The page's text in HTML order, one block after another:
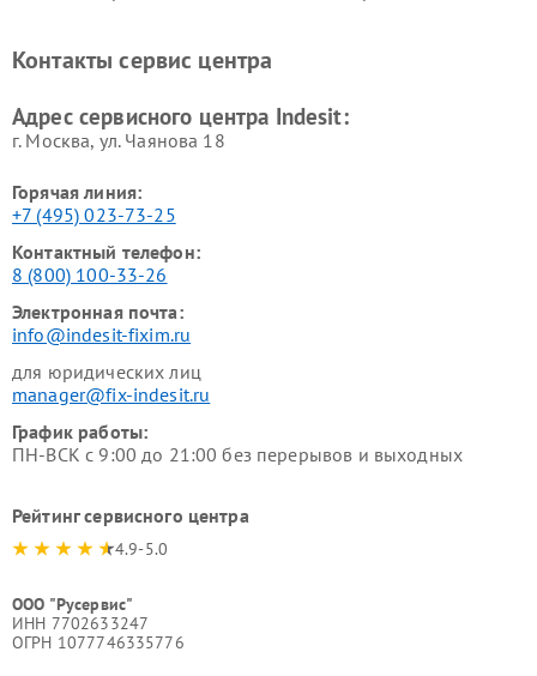
Indesit
Indesit
Контакты сервис центра
Адрес сервисного центра Indesit:
г. Москва, ул. Чаянова 18
Горячая линия:
+7 (495) 023-73-25
Контактный телефон:
8 (800) 100-33-26
Электронная почта:
info@indesit-fixim.ru
для юридических лиц
manager@fix-indesit.ru
График работы:
ПН-ВСК с 9:00 до 21:00 без перерывов и выходных
Рейтинг сервисного центра
4.9-5.0
ООО "Русервис"
ИНН 7702633247
ОГРН 1077746335776